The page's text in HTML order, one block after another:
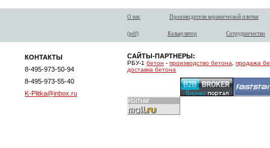
О нас Производители керамической плитки
(pdf) Калькулятор Сотрудничество
КОНТАКТЫ
8-495-973-50-94
8-495-973-55-40
K-Plitka@inbox.ru
САЙТЫ-ПАРТНЕРЫ:
РБУ-1 бетон - производство бетона
продажа
доставка бетона